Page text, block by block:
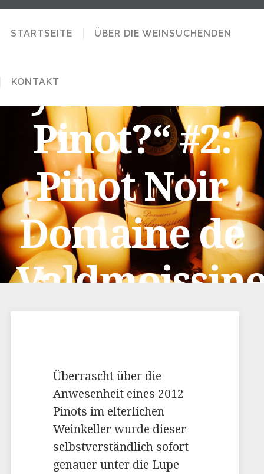
STARTSEITE ÜBER DIE WEINSUCHENDEN
KONTAKT
„Why are
you so into
Pinot?“ #2:
Pinot Noir
Domaine de
Überrascht über die
Anwesenheit eines 2012
Pinots im elterlichen
Weinkeller wurde dieser
selbstverständlich sofort
genauer unter die Lupe